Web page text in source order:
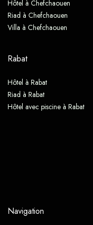
Hôtel à Chefchaouen
Riad à Chefchaouen
Villa à Chefchaouen
Rabat
Hôtel à Rabat
Riad à Rabat
Hôtel avec piscine à Rabat
Navigation